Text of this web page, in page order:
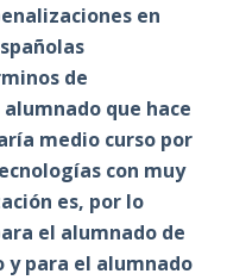
en
de
que hace
medio curso por
con muy
es, por lo
el alumnado de
y para el alumnado